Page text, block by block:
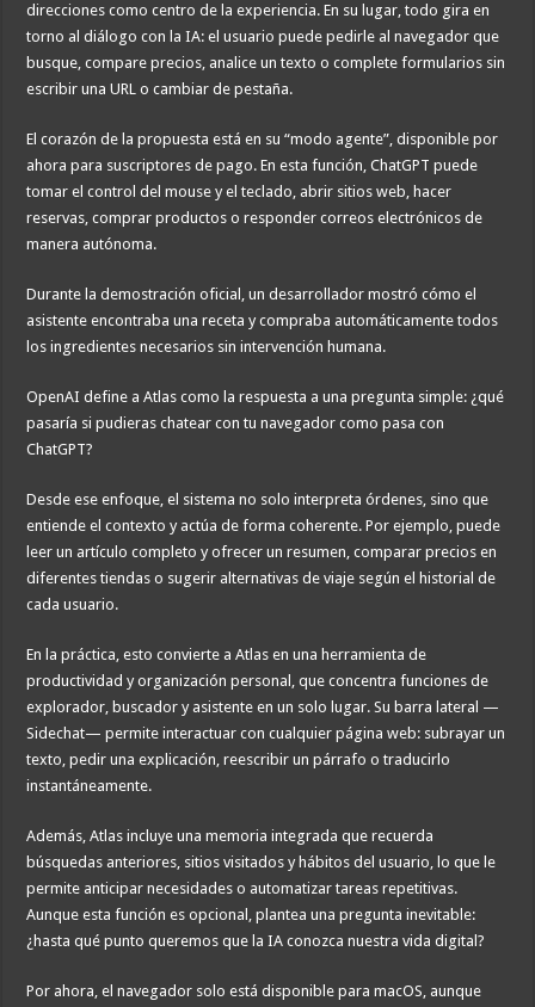
direcciones como centro de la experiencia. En su lugar, todo gira en
torno al diálogo con la IA: el usuario puede pedirle al navegador que
busque, compare precios, analice un texto o complete formularios sin
escribir una URL o cambiar de pestaña.
El corazón de la propuesta está en su “modo agente”, disponible por
ahora para suscriptores de pago. En esta función, ChatGPT puede
tomar el control del mouse y el teclado, abrir sitios web, hacer
reservas, comprar productos o responder correos electrónicos de
manera autónoma.
Durante la demostración oficial, un desarrollador mostró cómo el
asistente encontraba una receta y compraba automáticamente todos
los ingredientes necesarios sin intervención humana.
OpenAI define a Atlas como la respuesta a una pregunta simple: ¿qué
pasaría si pudieras chatear con tu navegador como pasa con
ChatGPT?
Desde ese enfoque, el sistema no solo interpreta órdenes, sino que
entiende el contexto y actúa de forma coherente. Por ejemplo, puede
leer un artículo completo y ofrecer un resumen, comparar precios en
diferentes tiendas o sugerir alternativas de viaje según el historial de
cada usuario.
En la práctica, esto convierte a Atlas en una herramienta de
productividad y organización personal, que concentra funciones de
explorador, buscador y asistente en un solo lugar. Su barra lateral —
Sidechat— permite interactuar con cualquier página web: subrayar un
texto, pedir una explicación, reescribir un párrafo o traducirlo
instantáneamente.
Además, Atlas incluye una memoria integrada que recuerda
búsquedas anteriores, sitios visitados y hábitos del usuario, lo que le
permite anticipar necesidades o automatizar tareas repetitivas.
Aunque esta función es opcional, plantea una pregunta inevitable:
¿hasta qué punto queremos que la IA conozca nuestra vida digital?
Por ahora, el navegador solo está disponible para macOS, aunque